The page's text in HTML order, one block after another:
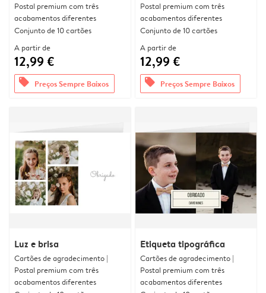
Postal premium com três
acabamentos diferentes
Conjunto de 10 cartões
A partir de
12,99 €
offers Preços Sempre Baixos
Postal premium com três
acabamentos diferentes
Conjunto de 10 cartões
A partir de
12,99 €
offers Preços Sempre Baixos
Luz e brisa
Cartões de agradecimento |
Postal premium com três
acabamentos diferentes
Etiqueta tipográfica
Cartões de agradecimento |
Postal premium com três
acabamentos diferentes